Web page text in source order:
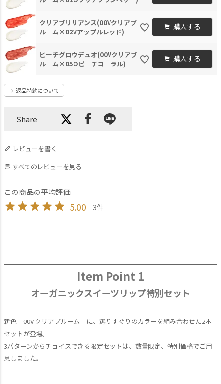
クリアブリリアンス(00Vクリアブ
ルーム×02Vアップルレッド)
購入する
ピーチグロウデュオ(00Vクリアブ
ルーム×05Oピーチコーラル)
購入する
返品特約について
Share
5.00 3
すべてのレビューを見る
レビューを書く
Item Point 1
オーガニックスイーツリップ特別セット
新色「00V クリアブルーム」に、選りすぐりのカラーを組み合わせた2本
セットが登場。
3パターンからチョイスできる限定セットは、数量限定、特別価格でご用
意しました。